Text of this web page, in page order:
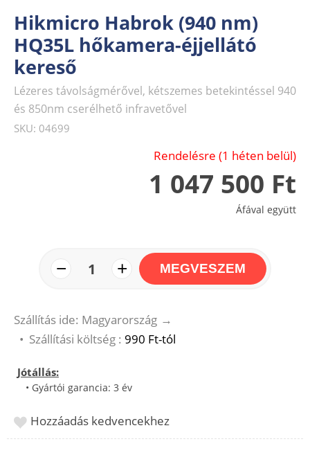
Hikmicro Habrok (940 nm)
HQ35L hőkamera-éjjellátó
kereső
Lézeres távolságmérővel, kétszemes betekintéssel 940
és 850nm cserélhető infravetővel
SKU: 04699
Rendelésre (1 héten belül)
1 047 500 Ft
Áfával együtt
− 1 + MEGVESZEM
Szállítás ide: Magyarország →
• Szállítási költség : 990 Ft-tól
Jótállás:
• Gyártói garancia: 3 év
Hozzáadás kedvencekhez